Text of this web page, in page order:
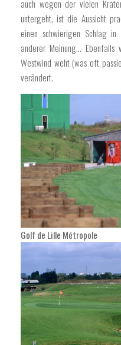
auch wegen der vielen
untergeht, ist die Aussicht
einen schwierigen Schlag
anderer Meinung… Ebenfalls
Westwind weht (was oft
verändert.
Golf de Lille Métropole